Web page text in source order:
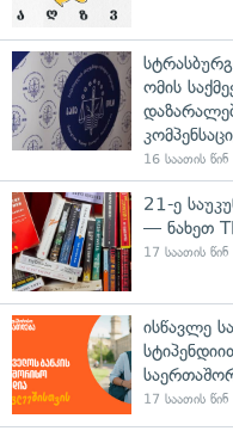
ომის
16 საათის წინ
21-ე
— ნახეთ
17 საათის წინ
ისწავლე
17 საათის წინ